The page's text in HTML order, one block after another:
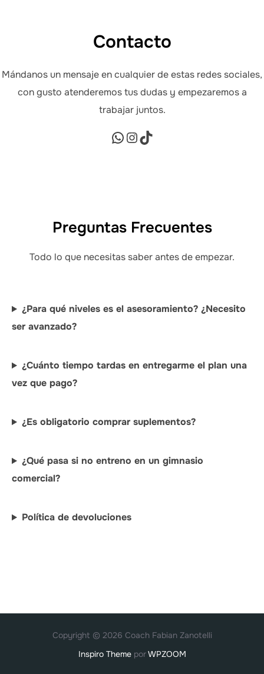
Contacto
Mándanos un mensaje en cualquier de estas redes sociales,
con gusto atenderemos tus dudas y empezaremos a
trabajar juntos.
+52 272 1273787
https://
TikTok
Preguntas Frecuentes
Todo lo que necesitas saber antes de empezar.
¿Para qué niveles es el asesoramiento? ¿Necesito
ser avanzado?
¿Cuánto tiempo tardas en entregarme el plan una
vez que pago?
¿Es obligatorio comprar suplementos?
¿Qué pasa si no entreno en un gimnasio
comercial?
Política de devoluciones
Copyright © 2026 Coach Fabian Zanotelli
Inspiro ThemeporWPZOOM